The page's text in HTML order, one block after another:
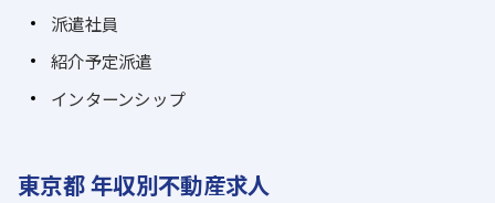
派遣社員
紹介予定派遣
インターンシップ
東京都 年収別不動産求人